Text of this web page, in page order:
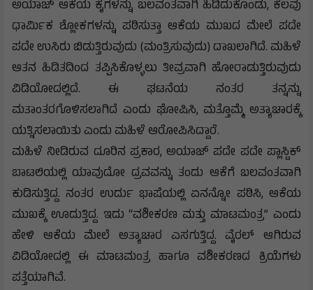
ಅಯಾಜ್ ಆಕೆಯ ಕೈಗಳನ್ನು ಬಲವಂತವಾಗಿ ಹಿಡಿದುಕೊಂಡು, ಕೆಲವು
ಧಾರ್ಮಿಕ ಶ್ಲೋಕಗಳನ್ನು ಪಠಿಸುತ್ತಾ ಆಕೆಯ ಮುಖದ ಮೇಲೆ ಪದೇ
ಪದೇ ಉಸಿರು ಬಿಡುತ್ತಿರುವುದು (ಮಂತ್ರಿಸುವುದು) ದಾಖಲಾಗಿದೆ. ಮಹಿಳೆ
ಆತನ ಹಿಡಿತದಿಂದ ತಪ್ಪಿಸಿಕೊಳ್ಳಲು ತೀವ್ರವಾಗಿ ಹೋರಾಡುತ್ತಿರುವುದು
ವಿಡಿಯೋದಲ್ಲಿದೆ. ಈ ಘಟನೆಯ ನಂತರ ತನ್ನನ್ನು
ಮತಾಂತರಗೊಳಿಸಲಾಗಿದೆ ಎಂದು ಘೋಷಿಸಿ, ಮತ್ತೊಮ್ಮೆ ಅತ್ಯಾಚಾರಕ್ಕೆ
ಯತ್ನಿಸಲಾಯಿತು ಎಂದು ಮಹಿಳೆ ಆರೋಪಿಸಿದ್ದಾರೆ.
ಮಹಿಳೆ ನೀಡಿರುವ ದೂರಿನ ಪ್ರಕಾರ, ಅಯಾಜ್ ಪದೇ ಪದೇ ಪ್ಲಾಸ್ಟಿಕ್
ಬಾಟಲಿಯಲ್ಲಿ ಯಾವುದೋ ದ್ರವವನ್ನು ತಂದು ಆಕೆಗೆ ಬಲವಂತವಾಗಿ
ಕುಡಿಸುತ್ತಿದ್ದ. ನಂತರ ಉರ್ದು ಭಾಷೆಯಲ್ಲಿ ಏನನ್ನೋ ಪಠಿಸಿ, ಆಕೆಯ
ಮುಖಕ್ಕೆ ಊದುತ್ತಿದ್ದ. ಇದು “ವಶೀಕರಣ ಮತ್ತು ಮಾಟಮಂತ್ರ” ಎಂದು
ಹೇಳಿ ಆಕೆಯ ಮೇಲೆ ಅತ್ಯಾಚಾರ ಎಸಗುತ್ತಿದ್ದ. ವೈರಲ್ ಆಗಿರುವ
ವಿಡಿಯೋದಲ್ಲಿ ಈ ಮಾಟಮಂತ್ರ ಹಾಗೂ ವಶೀಕರಣದ ಕ್ರಿಯೆಗಳು
ಪತ್ತೆಯಾಗಿವೆ.